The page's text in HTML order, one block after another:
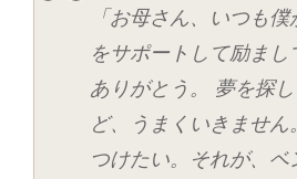
「お母さん、いつも
をサポートして励まし
ありがとう。 夢を探
ど、うまくいきません
つけたい。それが、